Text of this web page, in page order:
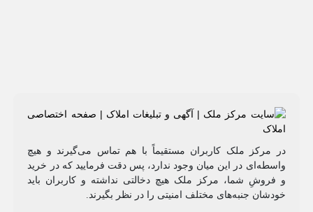
مرکز ملک کاربران مستقیماً با هم تماس می‌گیرند و هیچ
در این میان وجود ندارد، پس دقت فرمایید که در خرید
شما، مرکز ملک هیچ دخالتی نداشته و کاربران باید
جنبه‌های مختلف امنیتی را در نظر بگیرند.